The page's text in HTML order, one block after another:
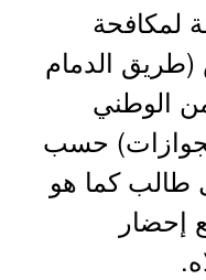
لمكافحة
(طريق الدمام
الوطني
حسب
طالب كما هو
إحضار